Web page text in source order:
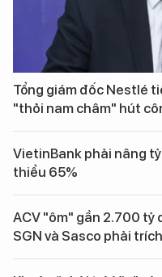
Tổng giám đốc Nestlé
"thỏi nam châm" hút
VietinBank phải nâng
thiểu 65%
ACV "ôm" gần 2.700 tỷ
SGN và Sasco phải